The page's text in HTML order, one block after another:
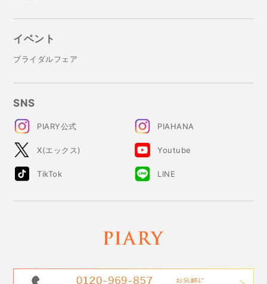
イベント
ブライダルフェア
SNS
PIARY公式 PIAHANA
X(エックス) Youtube
TikTok LINE